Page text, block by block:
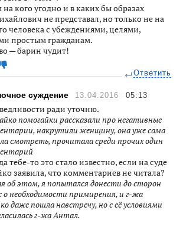
кого угодно и в каких бы образах
не представал, но только не на
человека с убеждениями, целями,
простым гражданам.
— барин чудит!
Ответить
суждение 13.04.2016 05:13
ради уточню.
помогайки рассказали про негативные
накрутили женщину, она уже сама
смотреть, прочитала среди прочих один
тебе-то это стало известно, если на суде
заявила, что комментариев не читала?
об этом, я попытался донести до сторон
о необходимости примирения, и г-жа
даже пошла навстречу, но с её условиями
г-жа Антал.